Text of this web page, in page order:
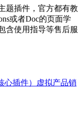
题插件，官方都有教
或者Doc的页面学
含使用指导等售后服